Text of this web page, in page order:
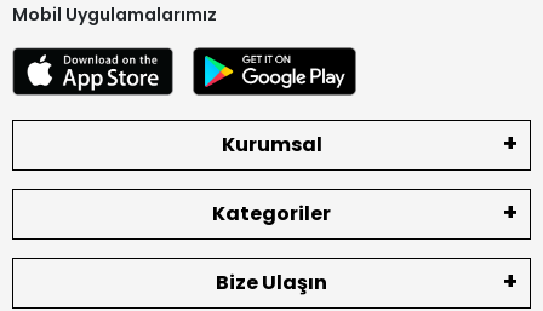
Mobil Uygulamalarımız
Kurumsal
Kategoriler
Bize Ulaşın